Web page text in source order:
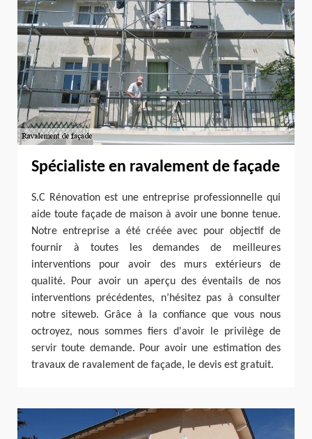
Spécialiste en ravalement de façade
S.C Rénovation est une entreprise professionnelle qui
aide toute façade de maison à avoir une bonne tenue.
Notre entreprise a été créée avec pour objectif de
fournir à toutes les demandes de meilleures
interventions pour avoir des murs extérieurs de
qualité. Pour avoir un aperçu des éventails de nos
interventions précédentes, n’hésitez pas à consulter
notre siteweb. Grâce à la confiance que vous nous
octroyez, nous sommes fiers d'avoir le privilège de
servir toute demande. Pour avoir une estimation des
travaux de ravalement de façade, le devis est gratuit.